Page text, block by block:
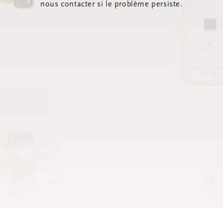
nous contacter si le problème persiste.